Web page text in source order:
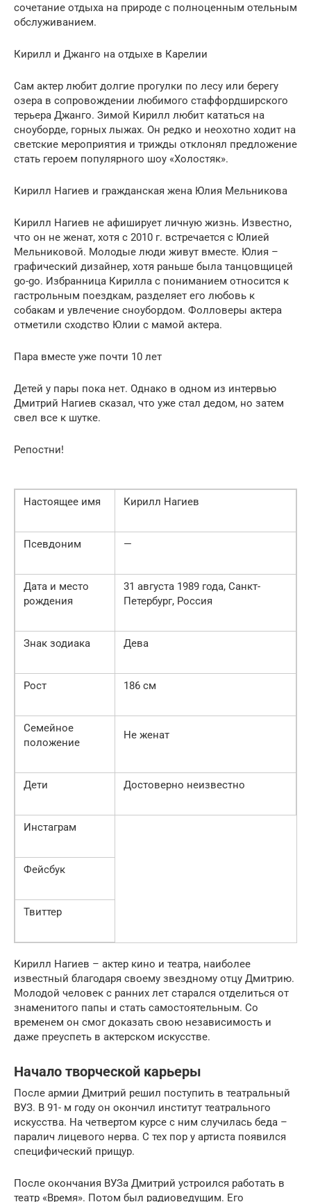
сочетание отдыха на природе с полноценным отельным
обслуживанием.
Кирилл и Джанго на отдыхе в Карелии
Сам актер любит долгие прогулки по лесу или берегу
озера в сопровождении любимого стаффордширского
терьера Джанго. Зимой Кирилл любит кататься на
сноуборде, горных лыжах. Он редко и неохотно ходит на
светские мероприятия и трижды отклонял предложение
стать героем популярного шоу «Холостяк».
Кирилл Нагиев и гражданская жена Юлия Мельникова
Кирилл Нагиев не афиширует личную жизнь. Известно,
что он не женат, хотя с 2010 г. встречается с Юлией
Мельниковой. Молодые люди живут вместе. Юлия –
графический дизайнер, хотя раньше была танцовщицей
go-go. Избранница Кирилла с пониманием относится к
гастрольным поездкам, разделяет его любовь к
собакам и увлечение сноубордом. Фолловеры актера
отметили сходство Юлии с мамой актера.
Пара вместе уже почти 10 лет
Детей у пары пока нет. Однако в одном из интервью
Дмитрий Нагиев сказал, что уже стал дедом, но затем
свел все к шутке.
Репостни!
Настоящее имя Кирилл Нагиев
Псевдоним —
Дата и место
рождения
31 августа 1989 года, Санкт-
Петербург, Россия
Знак зодиака Дева
Рост 186 см
Семейное
положение
Не женат
Дети Достоверно неизвестно
Инстаграм
Фейсбук
Твиттер
Кирилл Нагиев – актер кино и театра, наиболее
известный благодаря своему звездному отцу Дмитрию.
Молодой человек с ранних лет старался отделиться от
знаменитого папы и стать самостоятельным. Со
временем он смог доказать свою независимость и
даже преуспеть в актерском искусстве.
Начало творческой карьеры
После армии Дмитрий решил поступить в театральный
ВУЗ. В 91- м году он окончил институт театрального
искусства. На четвертом курсе с ним случилась беда –
паралич лицевого нерва. С тех пор у артиста появился
специфический прищур.
После окончания ВУЗа Дмитрий устроился работать в
театр «Время». Потом был радиоведущим. Его